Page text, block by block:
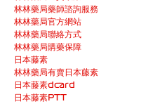
林林藥局藥師諮詢服務
林林藥局官方網站
林林藥局聯絡方式
林林藥局購藥保障
日本藤素
林林藥局有賣日本藤素
日本藤素dcard
日本藤素PTT